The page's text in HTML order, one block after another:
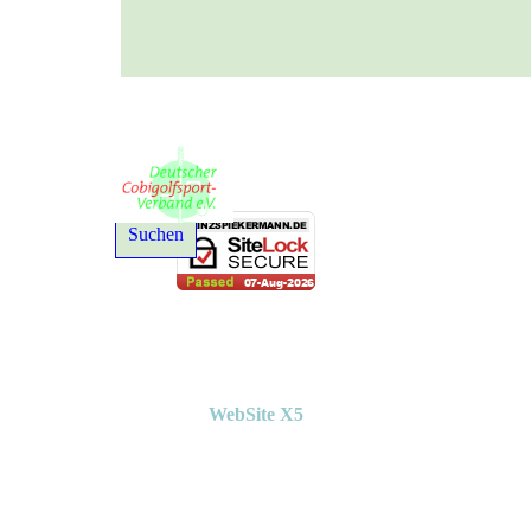
© 2021-2026 Deutscher Cobigolfsport-Verband e.
Suchen
WebSite X5